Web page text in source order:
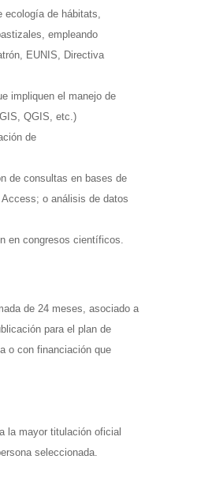
de hábitats,
empleando
EUNIS, Directiva
impliquen el manejo de
QGIS, etc.)
de
de consultas en bases de
o análisis de datos
en congresos científicos.
de 24 meses, asociado a
para el plan de
o con financiación que
la mayor titulación oficial
seleccionada.